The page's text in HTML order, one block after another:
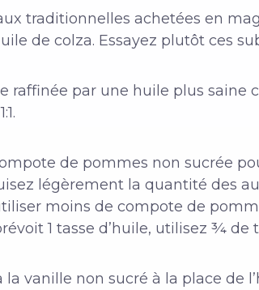
traditionnelles achetées en
de colza. Essayez plutôt ces
raffinée par une huile plus saine
de pommes non sucrée
légèrement la quantité des
moins de compote de
1 tasse d’huile, utilisez ¾
vanille non sucré à la place de